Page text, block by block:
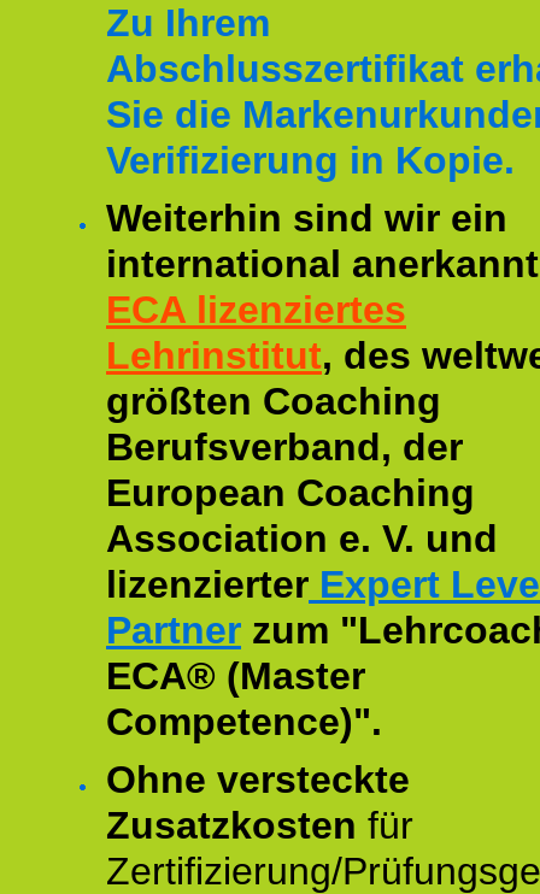
Zu Ihrem
Abschlusszertifikat
Sie die
Verifizierung in Kopie.
Weiterhin sind wir ein
international
ECA lizenziertes
Lehrinstitut, des
größten Coaching
Berufsverband, der
European Coaching
Association e. V. und
lizenzierter Expert
Partner zum
ECA® (Master
Competence)".
Ohne versteckte
Zusatzkosten für
Zertifizierung/